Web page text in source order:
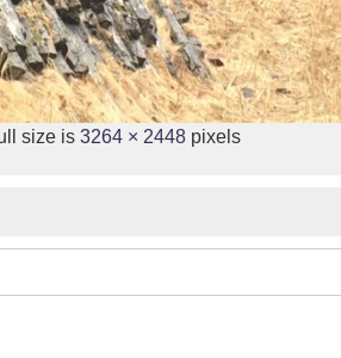
size is 3264 × 2448 pixels